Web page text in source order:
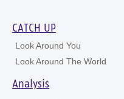
CATCH UP
Look Around You
Look Around The World
Analysis